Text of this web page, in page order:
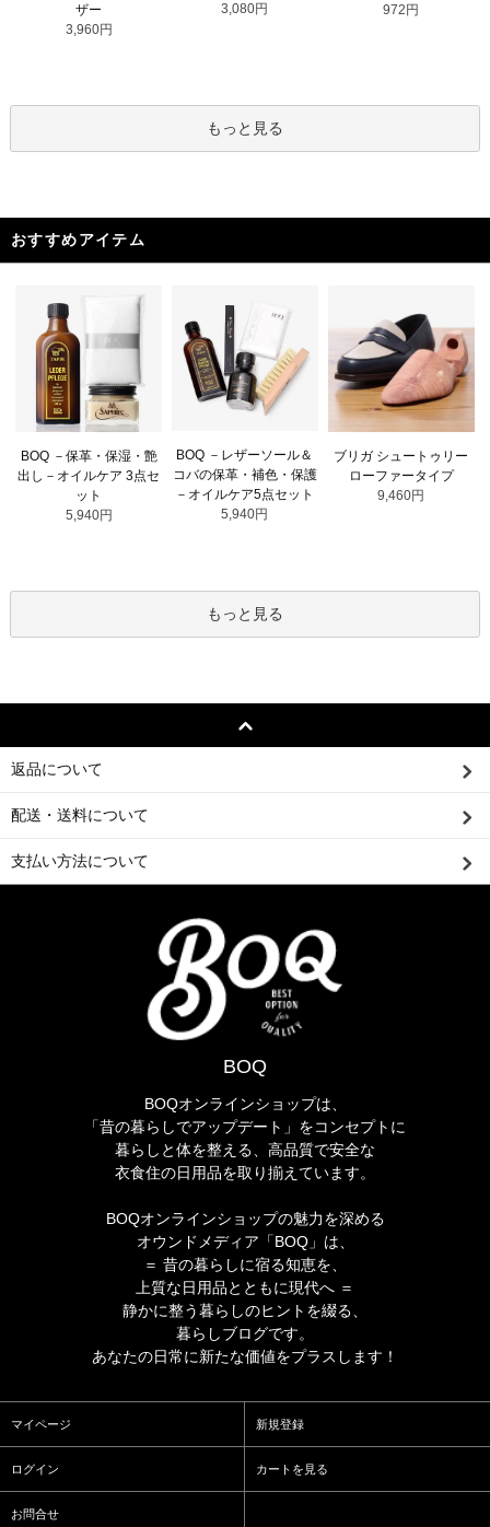
ザー
3,960円
3,080円
972円
もっと見る
おすすめアイテム
BOQ －保革・保湿・艶
出し－オイルケア 3点セ
ット
5,940円
BOQ －レザーソール＆
コバの保革・補色・保護
－オイルケア5点セット
5,940円
ブリガ シュートゥリー
ローファータイプ
9,460円
もっと見る
返品について
配送・送料について
支払い方法について
BOQ
BOQオンラインショップは、
「昔の暮らしでアップデート」をコンセプトに
暮らしと体を整える、高品質で安全な
衣食住の日用品を取り揃えています。
BOQオンラインショップの魅力を深める
オウンドメディア「BOQ」は、
＝ 昔の暮らしに宿る知恵を、
上質な日用品とともに現代へ ＝
静かに整う暮らしのヒントを綴る、
暮らしブログです。
あなたの日常に新たな価値をプラスします！
マイページ 新規登録
ログイン カートを見る
お問合せ